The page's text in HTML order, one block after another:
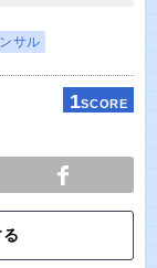
サル
1SCORE